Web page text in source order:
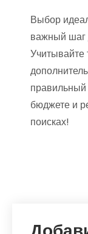
Выбор
важный шаг
Учитывайте
бюджете и
поисках!